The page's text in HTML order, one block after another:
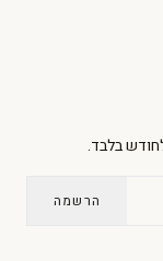
בלבד.
הרשמה